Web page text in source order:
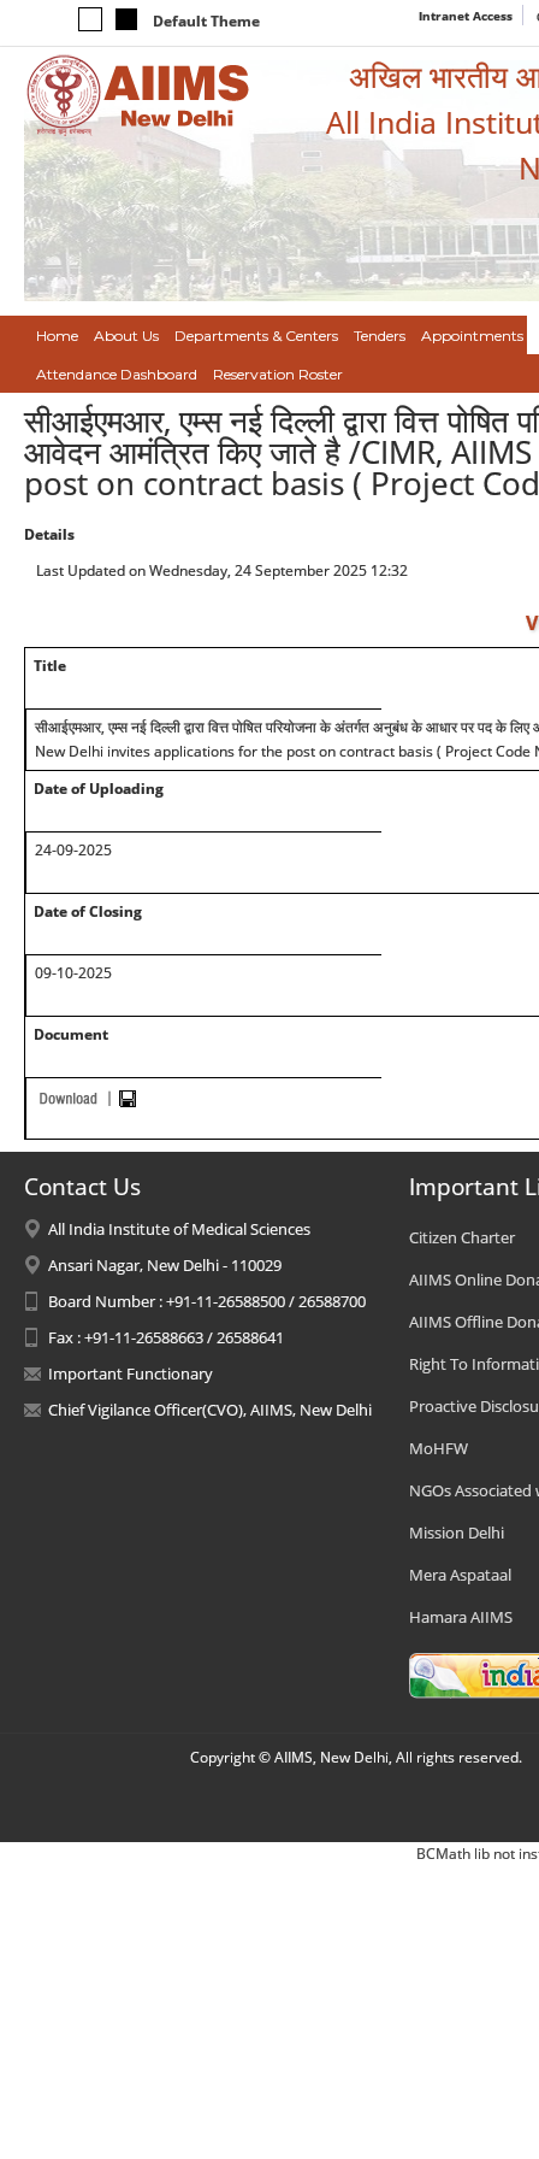
Default Theme Intranet Access
अखिल भारतीय
All India
Home About Us Departments & Centers Tenders Appointments
Attendance Dashboard Reservation Roster
सीआईएमआर, एम्स नई दिल्ली द्वारा वित्त
आवेदन आमंत्रित किए जाते है /CIMR,
post on contract basis ( Project
Details
Last Updated on Wednesday, 24 September 2025 12:32
Title
सीआईएमआर, एम्स नई दिल्ली द्वारा वित्त पोषित परियोजना के अंतर्गत अनुबंध के आधार पर पद के
New Delhi invites applications for the post on contract basis ( Project Code
Date of Uploading
24-09-2025
Date of Closing
09-10-2025
Document
Contact Us
All India Institute of Medical Sciences
Ansari Nagar, New Delhi - 110029
Board Number : +91-11-26588500 / 26588700
Fax : +91-11-26588663 / 26588641
Important Functionary
Chief Vigilance Officer(CVO), AIIMS, New Delhi
Important
Citizen Charter
AIIMS Online
AIIMS Offline
Right To
Proactive
MoHFW
NGOs Associated
Mission Delhi
Mera Aspataal
Hamara AIIMS
Copyright © AIIMS, New Delhi, All rights reserved.
BCMath lib not